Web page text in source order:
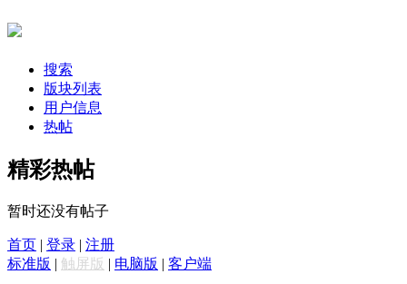
搜索
版块列表
用户信息
热帖
精彩热帖
暂时还没有帖子
首页 | 登录 | 注册
标准版 | 触屏版 | 电脑版 | 客户端